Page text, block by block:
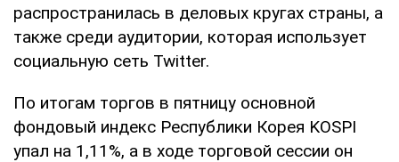
распространилась в деловых кругах страны, а
также среди аудитории, которая использует
социальную сеть Twitter.
По итогам торгов в пятницу основной
фондовый индекс Республики Корея KOSPI
упал на 1,11%, а в ходе торговой сессии он